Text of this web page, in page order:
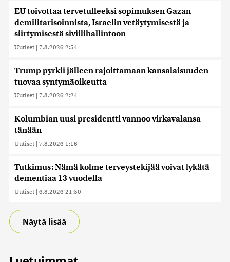
EU toivottaa tervetulleeksi sopimuksen Gazan
demilitarisoinnista, Israelin vetäytymisestä ja
siirtymisestä siviilihallintoon
Uutiset | 7.8.2026 2:54
Trump pyrkii jälleen rajoittamaan kansalaisuuden
tuovaa syntymäoikeutta
Uutiset | 7.8.2026 2:24
Kolumbian uusi presidentti vannoo virkavalansa
tänään
Uutiset | 7.8.2026 1:16
Tutkimus: Nämä kolme terveystekijää voivat lykätä
dementiaa 13 vuodella
Uutiset | 6.8.2026 21:50
Näytä lisää